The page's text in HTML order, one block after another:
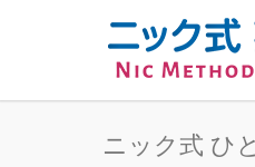
ニック式 ひ